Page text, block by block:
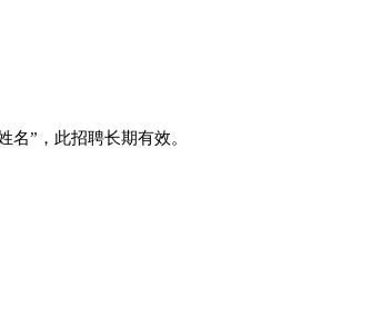
名”，此招聘长期有效。